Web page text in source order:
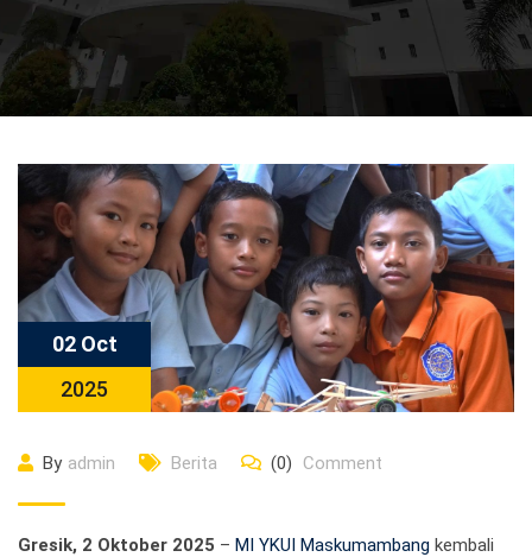
02 Oct
2025
By admin Berita (0) Comment
Gresik, 2 Oktober 2025 – MI YKUI Maskumambang kembali